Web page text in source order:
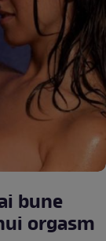
orgasm